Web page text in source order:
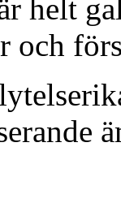
helt
och